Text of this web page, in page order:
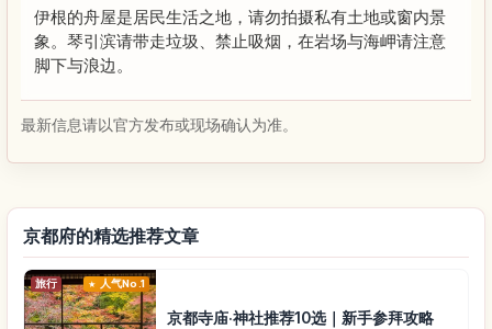
伊根的舟屋是居民生活之地，请勿拍摄私有土地或窗内景
象。琴引滨请带走垃圾、禁止吸烟，在岩场与海岬请注意
脚下与浪边。
最新信息请以官方发布或现场确认为准。
京都府的精选推荐文章
旅行 人气No.1
京都寺庙·神社推荐10选｜新手参拜攻略